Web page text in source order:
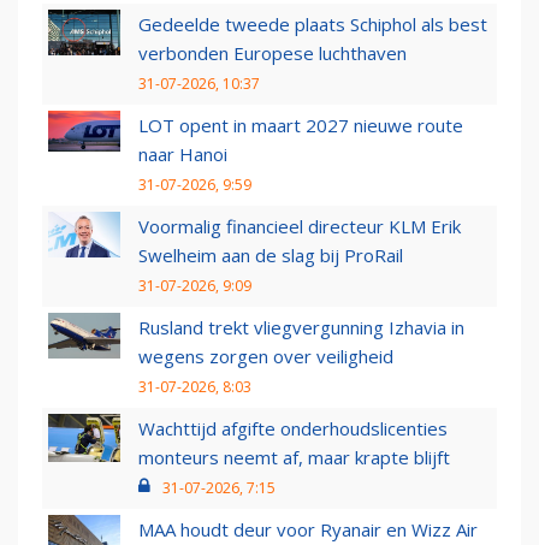
Gedeelde tweede plaats Schiphol als best
verbonden Europese luchthaven
31-07-2026, 10:37
LOT opent in maart 2027 nieuwe route
naar Hanoi
31-07-2026, 9:59
Voormalig financieel directeur KLM Erik
Swelheim aan de slag bij ProRail
31-07-2026, 9:09
Rusland trekt vliegvergunning Izhavia in
wegens zorgen over veiligheid
31-07-2026, 8:03
Wachttijd afgifte onderhoudslicenties
monteurs neemt af, maar krapte blijft
31-07-2026, 7:15
MAA houdt deur voor Ryanair en Wizz Air